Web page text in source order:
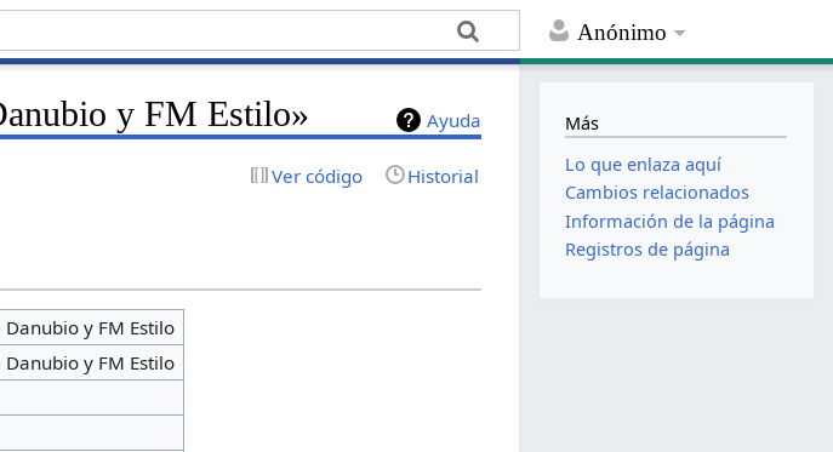
Anónimo
Ayuda
y FM Estilo»
Ver código Historial
y FM Estilo
y FM Estilo
Más
Lo que enlaza aquí
Cambios relacionados
Información de la página
Registros de página